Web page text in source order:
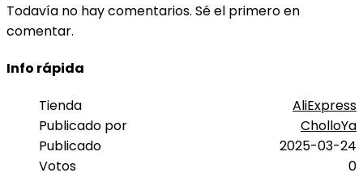
Todavía no hay comentarios. Sé el primero en
comentar.
Info rápida
Tienda
AliExpress
Publicado por
CholloYa
Publicado
2025-03-24
Votos
0